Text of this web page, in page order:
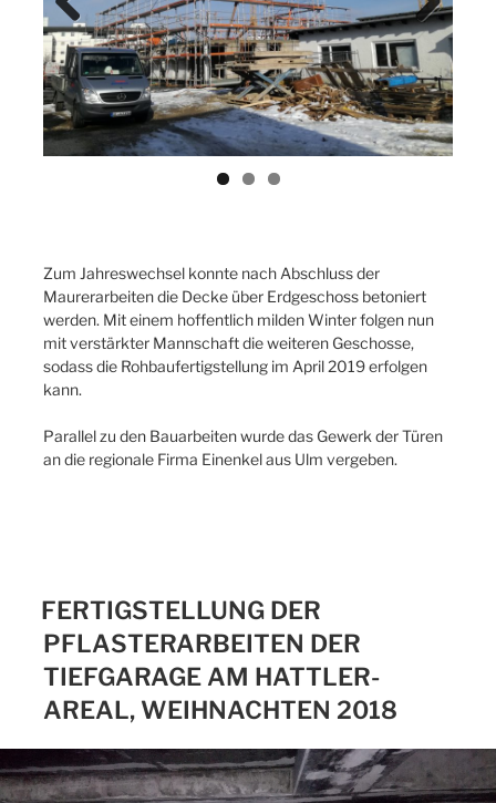
Previ
ous
Next
Zum Jahreswechsel konnte nach Abschluss der
Maurerarbeiten die Decke über Erdgeschoss betoniert
werden. Mit einem hoffentlich milden Winter folgen nun
mit verstärkter Mannschaft die weiteren Geschosse,
sodass die Rohbaufertigstellung im April 2019 erfolgen
kann.
Parallel zu den Bauarbeiten wurde das Gewerk der Türen
an die regionale Firma Einenkel aus Ulm vergeben.
FERTIGSTELLUNG DER
PFLASTERARBEITEN DER
TIEFGARAGE AM HATTLER-
AREAL, WEIHNACHTEN 2018